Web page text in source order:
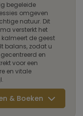
begeleide
omgeven
natuur. Dit
versterkt het
de geest
balans, zodat u
en
voor een
en vitale
& Boeken